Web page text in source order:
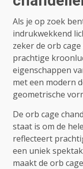
Als je op zoek
indrukwekkend
zeker de orb
prachtige
eigenschappen
met een modern
geometrische
De orb cage
staat is om de
reflecteert
een uniek
maakt de orb